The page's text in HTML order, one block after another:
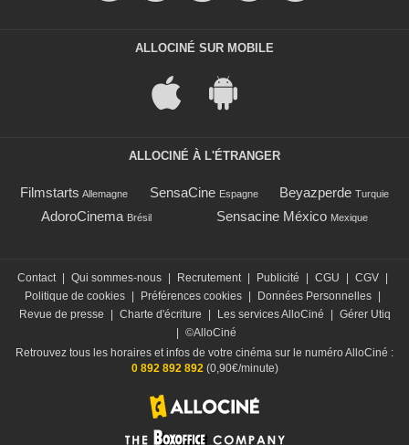
ALLOCINÉ SUR MOBILE
ALLOCINÉ À L'ÉTRANGER
Filmstarts Allemagne SensaCine Espagne Beyazperde Turquie
AdoroCinema Brésil Sensacine México Mexique
Contact Qui sommes-nous Recrutement Publicité CGU CGV
Politique de cookies
Préférences cookies Données Personnelles
Revue de presse
Charte d'écriture Les services AlloCiné
Gérer Utiq
©AlloCiné
Retrouvez tous les horaires et infos de votre cinéma sur le numéro AlloCiné :
0 892 892 892(0,90€/minute)